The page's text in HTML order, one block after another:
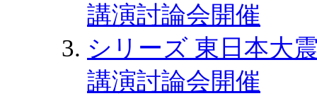
講演討論会開催
シリーズ 東日本大
講演討論会開催